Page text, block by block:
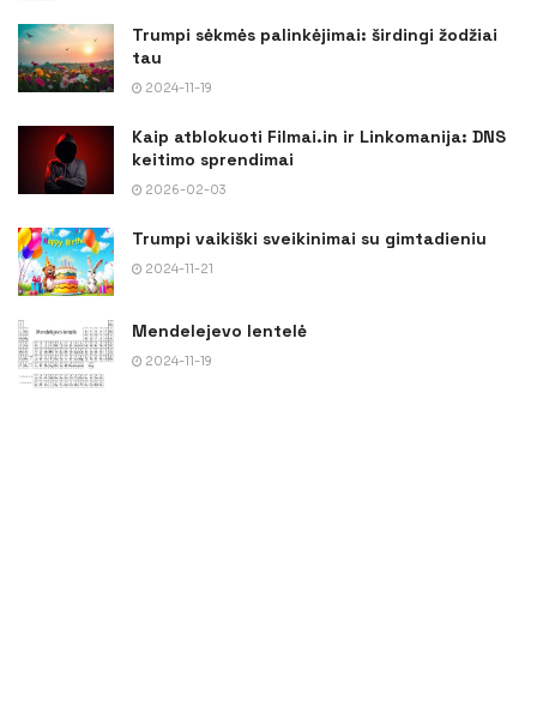
Trumpi sėkmės palinkėjimai: širdingi žodžiai
tau
2024-11-19
Kaip atblokuoti Filmai.in ir Linkomanija: DNS
keitimo sprendimai
2026-02-03
Trumpi vaikiški sveikinimai su gimtadieniu
2024-11-21
Mendelejevo lentelė
2024-11-19